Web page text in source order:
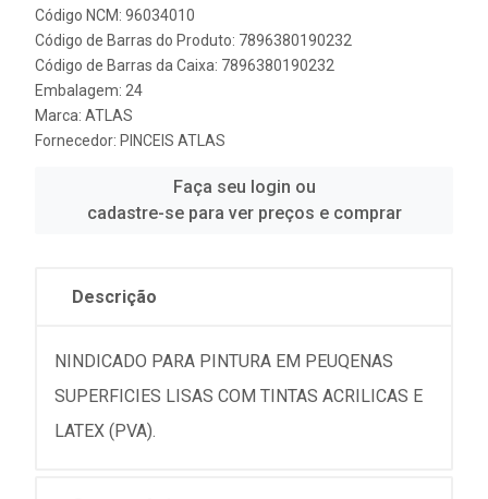
Código NCM: 96034010
Código de Barras do Produto: 7896380190232
Código de Barras da Caixa: 7896380190232
Embalagem: 24
Marca: ATLAS
Fornecedor: PINCEIS ATLAS
Faça seu login ou
cadastre-se para ver preços e comprar
Descrição
NINDICADO PARA PINTURA EM PEUQENAS
SUPERFICIES LISAS COM TINTAS ACRILICAS E
LATEX (PVA).